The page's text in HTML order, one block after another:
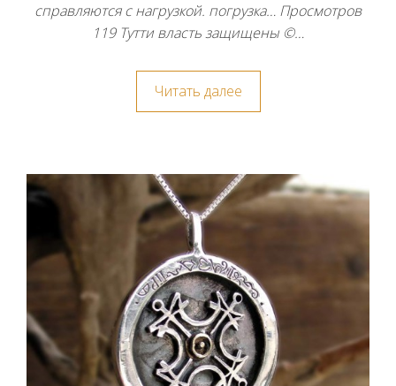
справляются с нагрузкой. погрузка… Просмотров
119 Тутти власть защищены ©…
Читать далее